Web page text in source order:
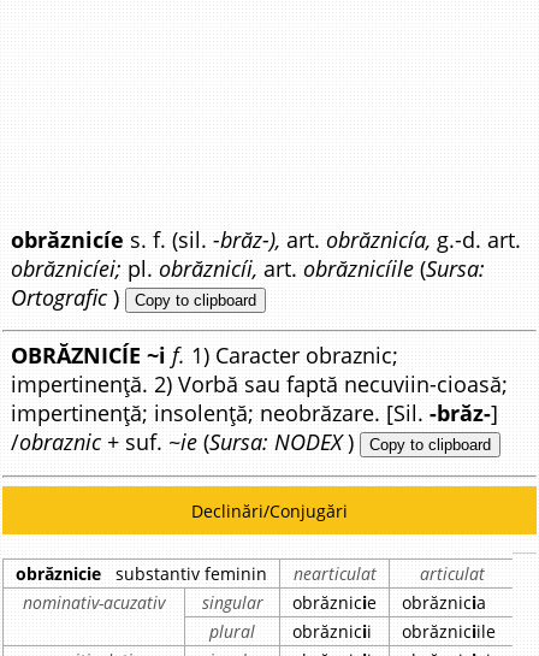
obrăznicíe s. f. (sil.-brăz-), art.obrăznicía,g.-d. art.
obrăznicíei; pl.obrăznicíi, art.obrăznicíile (Sursa:
Ortografic ) Copy to clipboard
OBRĂZNICÍE ~i f. 1) Caracter obraznic;
impertinență. 2) Vorbă sau faptă necuviin-cioasă;
impertinență; insolență; neobrăzare. [Sil.-brăz-]
/obraznic + suf. ~ie (Sursa: NODEX) Copy to clipboard
Declinări/Conjugări
obrăznicie substantiv feminin nearticulat
articulat
nominativ-acuzativ
singular obrăznicie obrăznicia
plural
obrăznicii obrăzniciile